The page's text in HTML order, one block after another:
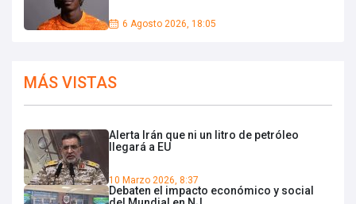
6 Agosto 2026, 18:05
MÁS VISTAS
Alerta Irán que ni un litro de petróleo
llegará a EU
10 Marzo 2026, 8:37
Debaten el impacto económico y social